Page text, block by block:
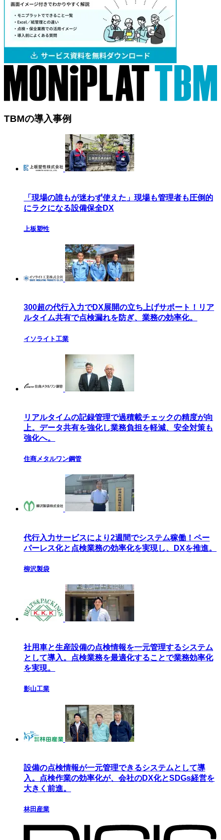
TBMの導入事例
「現場の誰もが迷わず使えた」現場も管理者も圧倒的
にラクになる設備保全DX
上板塑性
300超の代行入力でDX展開の立ち上げサポート！リア
ルタイム共有で点検漏れを防ぎ、業務の効率化。
イソライト工業
リアルタイムの記録管理で過積載チェックの精度が向
上。データ共有を強化し業務負担を軽減、安全対策も
強化へ。
住商メタルワン鋼管
代行入力サービスにより2週間でシステム稼働！ペー
パーレス化と点検業務の効率化を実現し、DXを推進。
柳沢製袋
社用車と生産設備の点検情報を一元管理するシステム
として導入。点検業務を最適化することで業務効率化
を実現。
影山工業
設備の点検情報が一元管理できるシステムとして導
入。点検作業の効率化が、会社のDX化とSDGs経営を
大きく前進。
林田産業